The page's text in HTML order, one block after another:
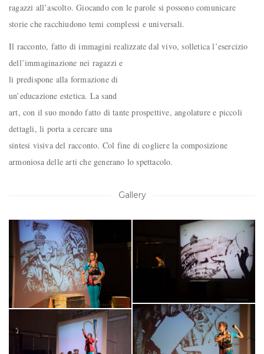
ragazzi all’ascolto. Giocando con le parole si possono comunicare
storie che racchiudono temi complessi e universali.
Il racconto, fatto di immagini realizzate dal vivo, solletica l’esercizio
dell’immaginazione nei ragazzi e
li predispone alla formazione di
un’educazione estetica. La sand
art, con il suo mondo fatto di tante prospettive, angolature e piccoli
dettagli, li porta a cercare una
sintesi visiva del racconto. Col fine di cogliere la composizione
armoniosa delle arti che generano lo spettacolo.
Gallery